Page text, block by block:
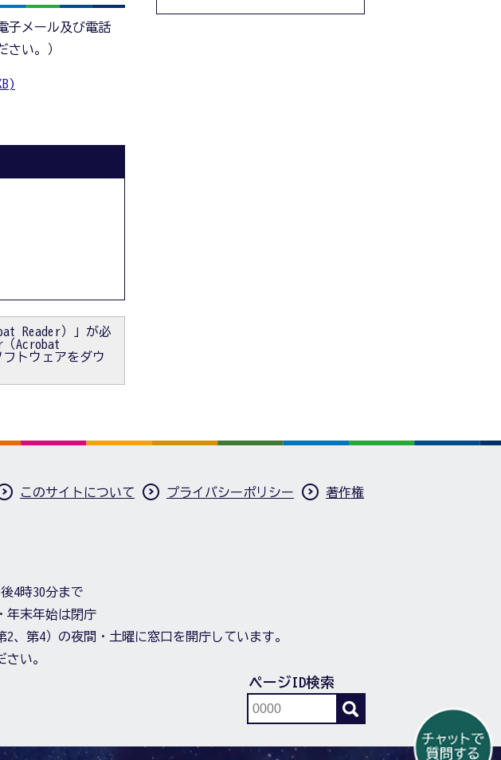
子メール及び電話
さい。）
Reader）」が必
（Acrobat
トウェアをダウ
このサイトについて プライバシーポリシー 著作権
4時30分まで
年末年始は閉庁
、第4）の夜間・土曜に窓口を開庁しています。
さい。
ページID検索